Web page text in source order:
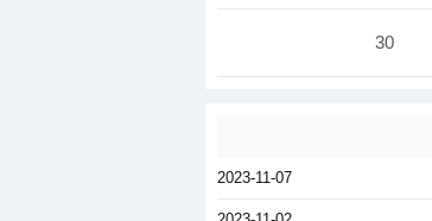
30
2023-11-07